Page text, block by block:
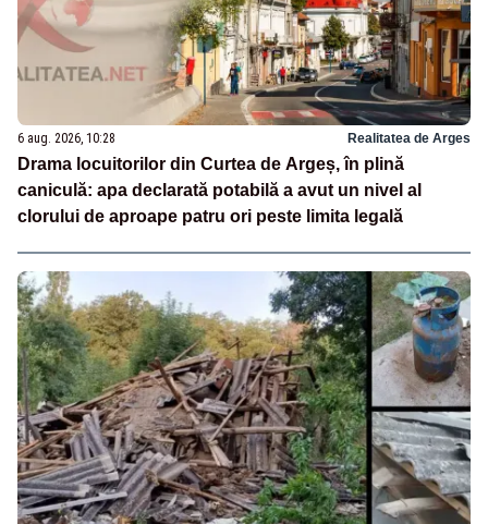
6 aug. 2026, 10:28 Realitatea de Arges
Drama locuitorilor din Curtea de Argeș, în plină
caniculă: apa declarată potabilă a avut un nivel al
clorului de aproape patru ori peste limita legală